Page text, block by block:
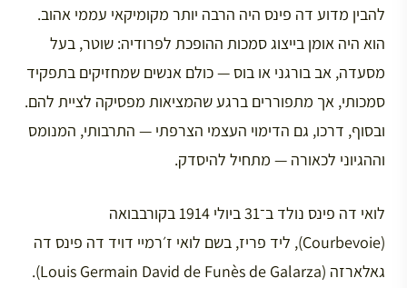
להבין מדוע דה פינס היה הרבה יותר מקומיקאי עממי אהוב.
הוא היה אומן בייצוג סמכות ההופכת לפרודיה: שוטר, בעל
מסעדה, אב בורגני או בוס — כולם אנשים שמחזיקים בתפקיד
סמכותי, אך מתפוררים ברגע שהמציאות מפסיקה לציית להם.
ובסוף, דרכו, גם הדימוי העצמי הצרפתי — התרבותי, המנומס
וההגיוני לכאורה — מתחיל להיסדק.
לואי דה פינס נולד ב־31 ביולי 1914 בקורבבואה
(Courbevoie), ליד פריז, בשם לואי ז׳רמיי דויד דה פינס דה
גאלארזה (Louis Germain David de Funès de Galarza).